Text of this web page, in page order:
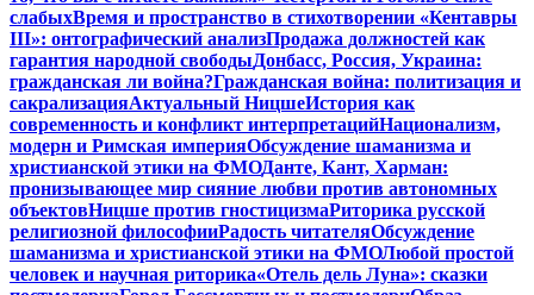
слабыхВремя и пространство в стихотворении «Кентавры
III»: онтографический анализПродажа должностей как
гарантия народной свободыДонбасс, Россия, Украина:
гражданская ли война?Гражданская война: политизация и
сакрализацияАктуальный НицшеИстория как
современность и конфликт интерпретацийНационализм,
модерн и Римская империяОбсуждение шаманизма и
христианской этики на ФМОДанте, Кант, Харман:
пронизывающее мир сияние любви против автономных
объектовНицше против гностицизмаРиторика русской
религиозной философииРадость читателяОбсуждение
шаманизма и христианской этики на ФМОЛюбой простой
человек и научная риторика«Отель дель Луна»: сказки